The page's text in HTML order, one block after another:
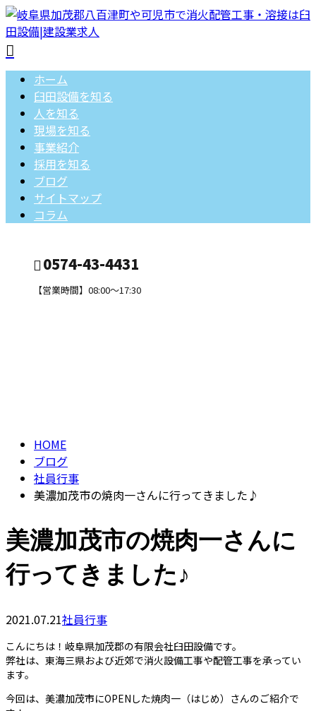
ホーム
臼田設備を知る
人を知る
現場を知る
事業紹介
採用を知る
ブログ
サイトマップ
コラム
0574-43-4431
【営業時間】08:00～17:30
HOME
ブログ
社員行事
美濃加茂市の焼肉一さんに行ってきました♪
美濃加茂市の焼肉一さんに
行ってきました♪
2021.07.21社員行事
こんにちは！岐阜県加茂郡の有限会社臼田設備です。
弊社は、東海三県および近郊で消火設備工事や配管工事を承ってい
ます。
今回は、美濃加茂市にOPENした焼肉一（はじめ）さんのご紹介で